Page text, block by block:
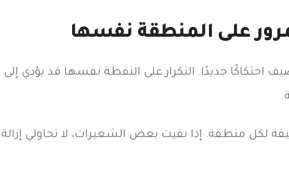
على المنطقة نفسها
احتكاكًا جديدًا. التكرار على النقطة نفسها قد يؤدي إلى
لكل منطقة. إذا بقيت بعض الشعيرات، لا تحاولي